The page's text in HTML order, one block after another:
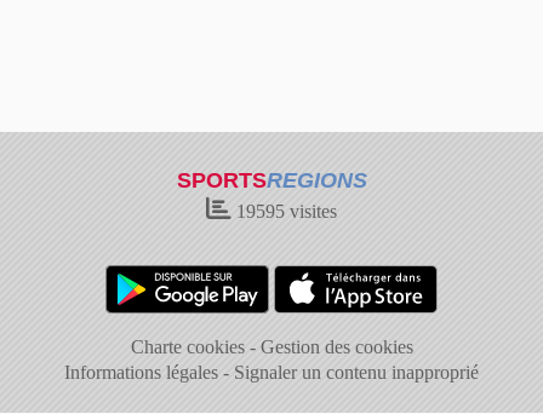
SPORTSREGIONS
19595 visites
Charte cookies
Gestion des cookies
Informations légales
Signaler un contenu inapproprié